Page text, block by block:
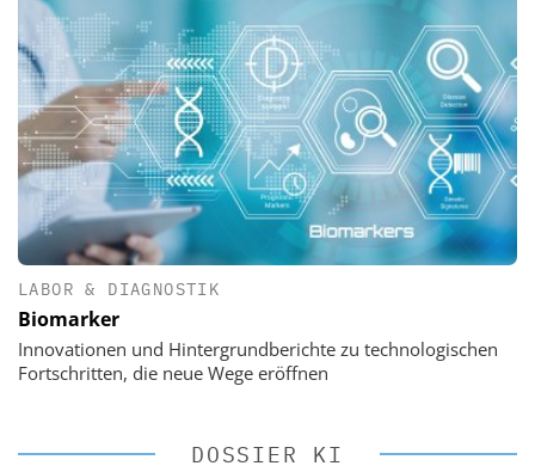
LABOR & DIAGNOSTIK
Biomarker
Innovationen und Hintergrundberichte zu technologischen
Fortschritten, die neue Wege eröffnen
DOSSIER KI